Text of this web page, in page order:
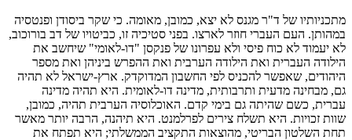
מתכניותיו של ד"ר מגנס לא יצא, כמובן, מאומה. כי שקר ביסודן ופנטסיה
במהותן. העם העברי חוזר לארצו. בפני סטיכיה זו, כביטויו של דב בורוכוב,
לא יעמוד לא כוח פיסי ולא עפרונו של פנקסן "דו-לאומי" שיחשב את
הילודה העברית ואת הילודה הערבית ואת ההפרש ביניהן ואת מספר
היהודים, שאפשר להכניס לפי החשבון המדוקדק. ארץ-ישראל לא תהיה
גם, מבחינה מדעית ותרבותית, מדינה דו-לאומית. היא תהיה מדינה
עברית, כשם שהיתה גם בימי קדם. האוכלוסיה הערבית תהיה, כמובן,
שוות זכויות. היא תשלח צירים לפרלמנט. היא תיהנה, הרבה יותר מאשר
תחת השלטון הבריטי, מהוצאות התקציב הממשלתי; היא תפתח את